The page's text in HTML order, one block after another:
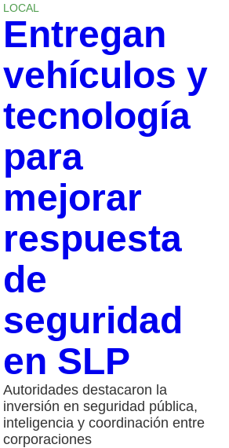
LOCAL
Entregan
vehículos y
tecnología
para
mejorar
respuesta
de
seguridad
en SLP
Autoridades destacaron la
inversión en seguridad pública,
inteligencia y coordinación entre
corporaciones